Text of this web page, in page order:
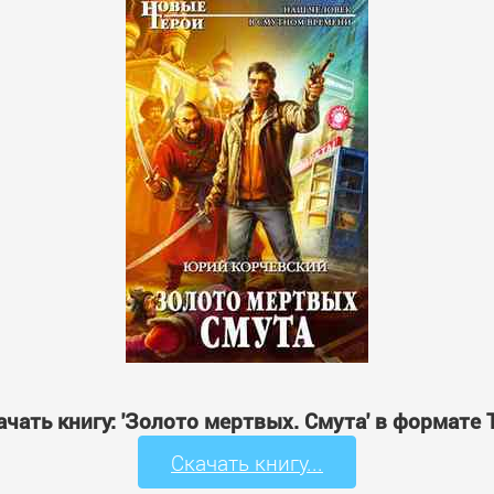
книгу: 'Золото мертвых. Смута' в формате
Скачать книгу...